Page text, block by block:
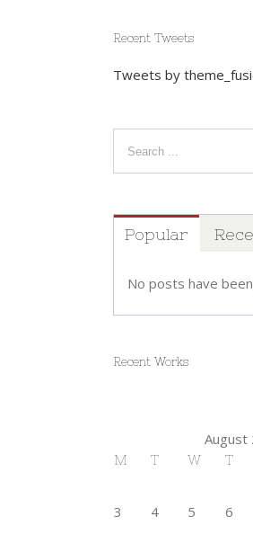
Recent Tweets
Tweets by
Popular
No posts have
Recent Works
August
M T W T
3
4 5 6